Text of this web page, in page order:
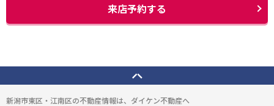
来店予約する
新潟市東区・江南区の不動産情報は、ダイケン不動産へ